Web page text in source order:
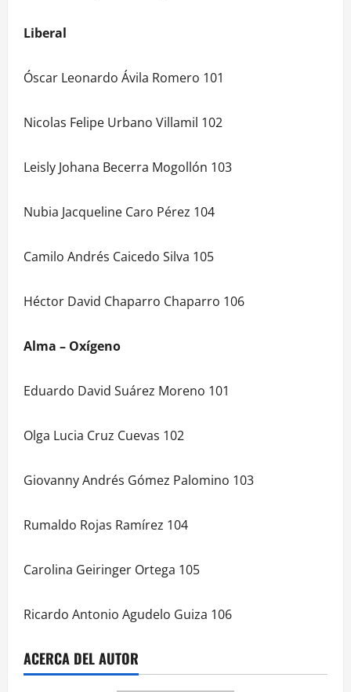
Liberal
Óscar Leonardo Ávila Romero 101
Nicolas Felipe Urbano Villamil 102
Leisly Johana Becerra Mogollón 103
Nubia Jacqueline Caro Pérez 104
Camilo Andrés Caicedo Silva 105
Héctor David Chaparro Chaparro 106
Alma – Oxígeno
Eduardo David Suárez Moreno 101
Olga Lucia Cruz Cuevas 102
Giovanny Andrés Gómez Palomino 103
Rumaldo Rojas Ramírez 104
Carolina Geiringer Ortega 105
Ricardo Antonio Agudelo Guiza 106
ACERCA DEL AUTOR